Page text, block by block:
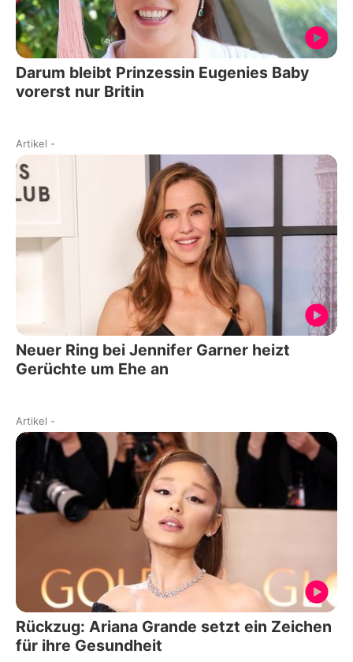
Darum bleibt Prinzessin Eugenies Baby
vorerst nur Britin
Artikel -
Neuer Ring bei Jennifer Garner heizt
Gerüchte um Ehe an
Artikel -
Rückzug: Ariana Grande setzt ein Zeichen
für ihre Gesundheit